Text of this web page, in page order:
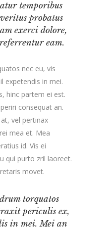
temporibus
probatus
exerci dolore,
eam.
nec eu, vis
expetendis in mei.
hinc partem ei est.
consequat an.
vel pertinax
mea et. Mea
id. Vis ei
qui purto zril laoreet.
movet.
torquatos
periculis ex,
in mei. Mei an